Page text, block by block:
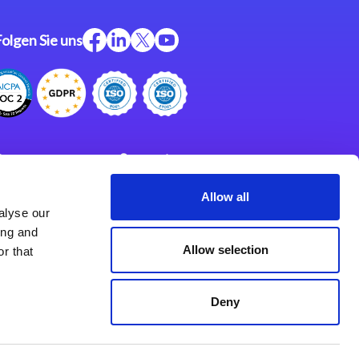
our
and
that
Allow all
Allow selection
Deny
Sie uns
Support
Impressum